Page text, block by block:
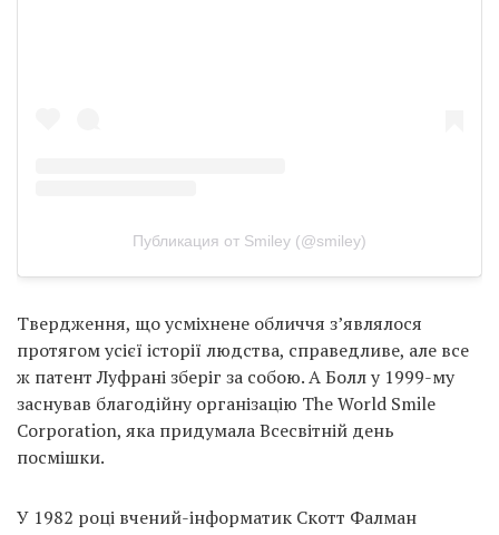
Публикация от Smiley (@smiley)
Твердження, що усміхнене обличчя з’являлося
протягом усієї історії людства, справедливе, але все
ж патент Луфрані зберіг за собою. А Болл у 1999-му
заснував благодійну організацію The World Smile
Corporation, яка придумала Всесвітній день
посмішки.
У 1982 році вчений-інформатик Скотт Фалман